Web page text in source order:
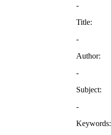
-
Title:
-
Author:
-
Subject:
-
Keywords: